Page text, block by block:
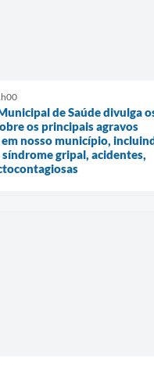
de Saúde divulga
os principais agravos
nosso município,
gripal, acidentes,